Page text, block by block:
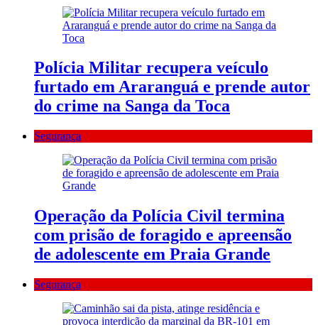
Polícia Militar recupera veículo
furtado em Araranguá e prende autor
do crime na Sanga da Toca
Segurança
Operação da Polícia Civil termina
com prisão de foragido e apreensão
de adolescente em Praia Grande
Segurança